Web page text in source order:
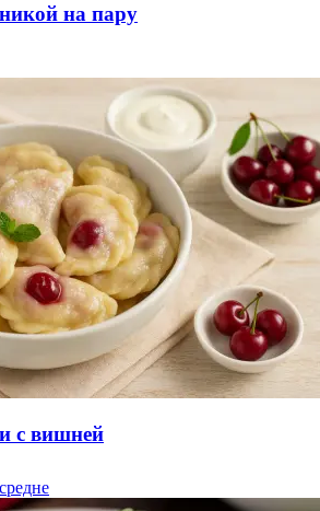
на пару
с вишней
средне